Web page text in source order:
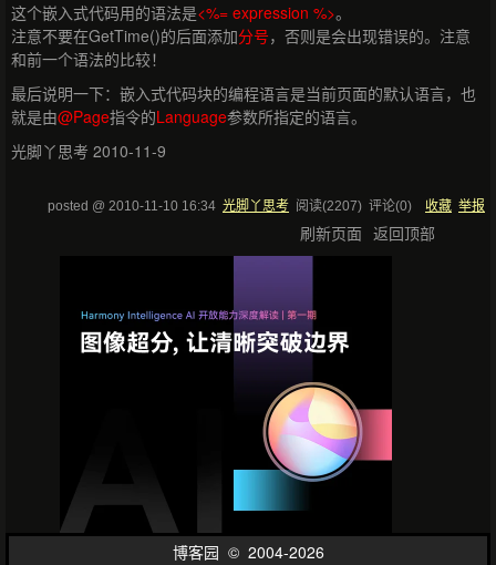
这个嵌入式代码用的语法是<%= expression %>。
注意不要在GetTime()的后面添加分号，否则是会出现错误的。注意
和前一个语法的比较！
最后说明一下：嵌入式代码块的编程语言是当前页面的默认语言，也
就是由@Page指令的Language参数所指定的语言。
光脚丫思考 2010-11-9
posted @ 2010-11-10 16:34 光脚丫思考 阅读(2207) 评论(0) 收藏 举报
刷新页面 返回顶部
博客园 © 2004-2026